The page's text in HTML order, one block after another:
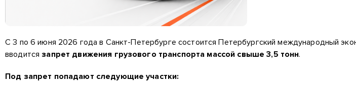
С 3 по 6 июня 2026 года в Санкт-Петербурге состоится Петербургский международный
вводитсязапрет движения грузового транспорта массой свыше 3,5 тонн.
Под запрет попадают следующие участки: